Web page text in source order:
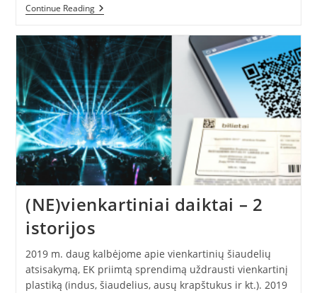
Continue ReadingPer
Daug
Iškepkite
Blynus!
(NE)vienkartiniai daiktai – 2
istorijos
2019 m. daug kalbėjome apie vienkartinių šiaudelių
atsisakymą, EK priimtą sprendimą uždrausti vienkartinį
plastiką (indus, šiaudelius, ausų krapštukus ir kt.). 2019